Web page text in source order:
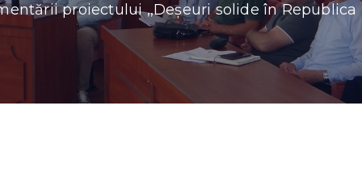
proiectului ,,Deșeuri solide în Republica